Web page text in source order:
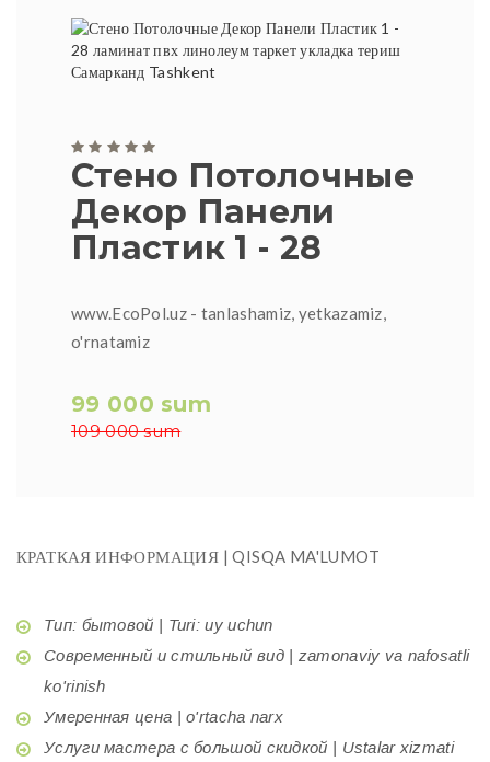
Стено Потолочные
Декор Панели
Пластик 1 - 28
www.EcoPol.uz - tanlashamiz, yetkazamiz,
o'rnatamiz
99 000 sum
109 000 sum
КРАТКАЯ ИНФОРМАЦИЯ | QISQA MA'LUMOT
Тип: бытовой | Turi: uy uchun
Современный и стильный вид | zamonaviy va nafosatli
ko'rinish
Умеренная цена | o'rtacha narx
Услуги мастера с большой скидкой | Ustalar xizmati